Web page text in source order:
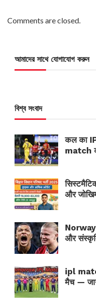
Comments are closed.
আমাদের সাথে যোগাযোগ করুন
বিশ্ব সংবাদ
कल का
match
और
Norway
और
ipl
मैच —